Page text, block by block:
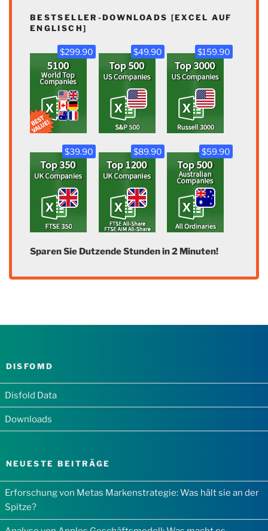
BESTSELLER-DOWNLOADS [EXCEL AUF
ENGLISCH]
$299.90 $49.90 $159.90
$39.90 $89.90 $59.90
Sparen Sie Dutzende Stunden in 2 Minuten!
DISFOMD
Disfold Data
Downloads
NEUESTE BEITRÄGE
Erforschung von Metas Markenstrategie: Was hält sie an der
Spitze?